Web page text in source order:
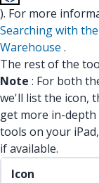
). For more
Searching with
Warehouse .
The rest of the
Note : For both
we'll list the icon,
get more in-
tools on your
if available.
Icon